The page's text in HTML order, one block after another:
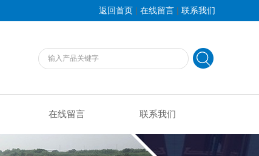
返回首页 | 在线留言 | 联系我们
在线留言 联系我们